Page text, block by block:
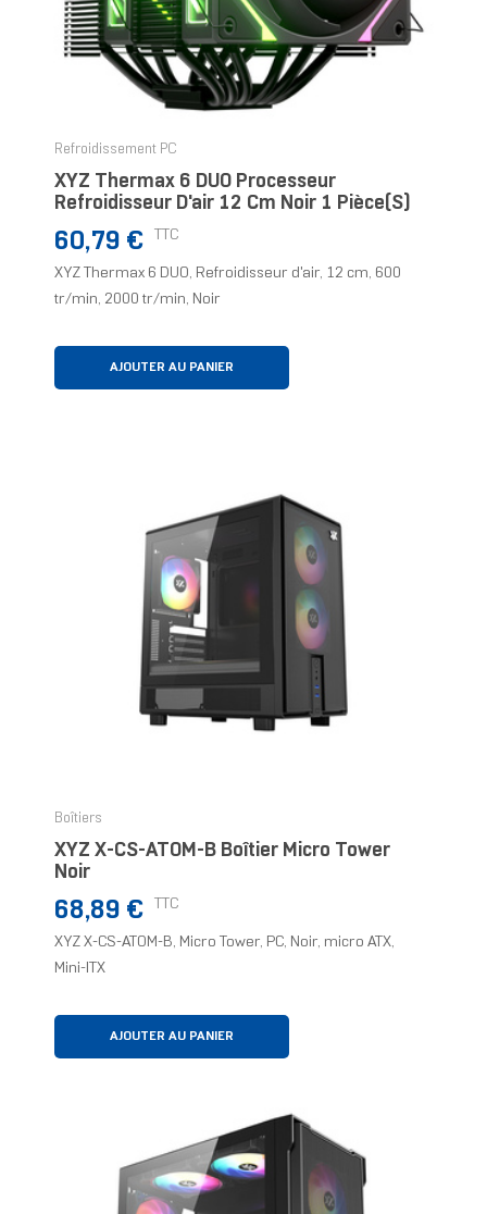
Refroidissement PC
XYZ Thermax 6 DUO Processeur
Refroidisseur D'air 12 Cm Noir 1 Pièce(s)
Prix
60,79 € TTC
XYZ Thermax 6 DUO, Refroidisseur d'air, 12 cm, 600
tr/min, 2000 tr/min, Noir
AJOUTER AU PANIER
Boîtiers
XYZ X-CS-ATOM-B Boîtier Micro Tower
Noir
Prix
68,89 € TTC
XYZ X-CS-ATOM-B, Micro Tower, PC, Noir, micro ATX,
Mini-ITX
AJOUTER AU PANIER